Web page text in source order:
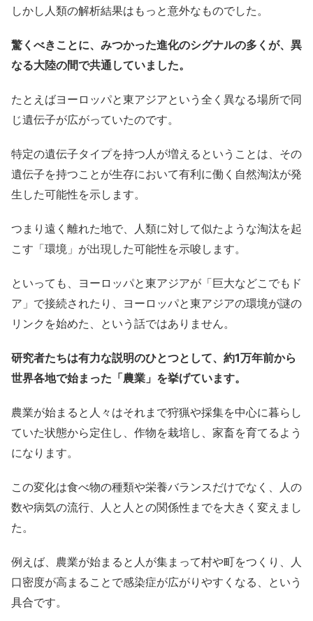
しかし人類の解析結果はもっと意外なものでした。
驚くべきことに、みつかった進化のシグナルの多くが、異
なる大陸の間で共通していました。
たとえばヨーロッパと東アジアという全く異なる場所で同
じ遺伝子が広がっていたのです。
特定の遺伝子タイプを持つ人が増えるということは、その
遺伝子を持つことが生存において有利に働く自然淘汰が発
生した可能性を示します。
つまり遠く離れた地で、人類に対して似たような淘汰を起
こす「環境」が出現した可能性を示唆します。
といっても、ヨーロッパと東アジアが「巨大などこでもド
ア」で接続されたり、ヨーロッパと東アジアの環境が謎の
リンクを始めた、という話ではありません。
研究者たちは有力な説明のひとつとして、約1万年前から
世界各地で始まった「農業」を挙げています。
農業が始まると人々はそれまで狩猟や採集を中心に暮らし
ていた状態から定住し、作物を栽培し、家畜を育てるよう
になります。
この変化は食べ物の種類や栄養バランスだけでなく、人の
数や病気の流行、人と人との関係性までを大きく変えまし
た。
例えば、農業が始まると人が集まって村や町をつくり、人
口密度が高まることで感染症が広がりやすくなる、という
具合です。